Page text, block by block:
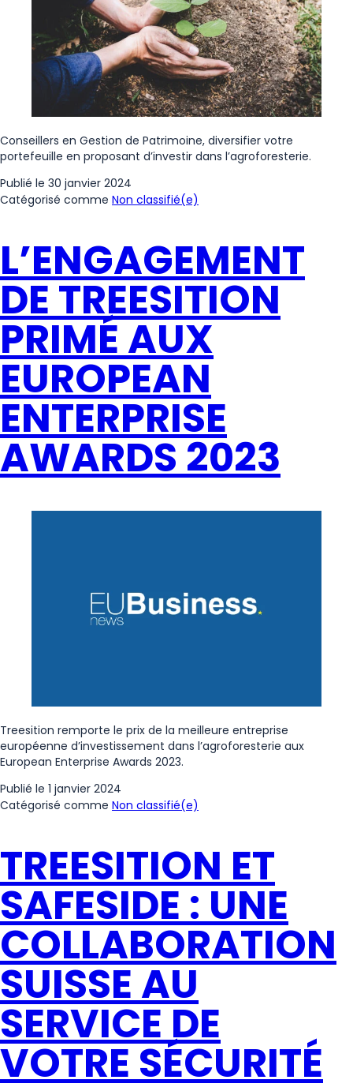
Conseillers en Gestion de Patrimoine, diversifier votre
portefeuille en proposant d’investir dans l’agroforesterie.
Publié le 30 janvier 2024
Catégorisé comme Non classifié(e)
L’ENGAGEMENT
DE TREESITION
PRIMÉ AUX
EUROPEAN
ENTERPRISE
AWARDS 2023
Treesition remporte le prix de la meilleure entreprise
européenne d’investissement dans l’agroforesterie aux
European Enterprise Awards 2023.
Publié le 1 janvier 2024
Catégorisé comme Non classifié(e)
TREESITION ET
SAFESIDE : UNE
COLLABORATION
SUISSE AU
SERVICE DE
VOTRE SÉCURITÉ